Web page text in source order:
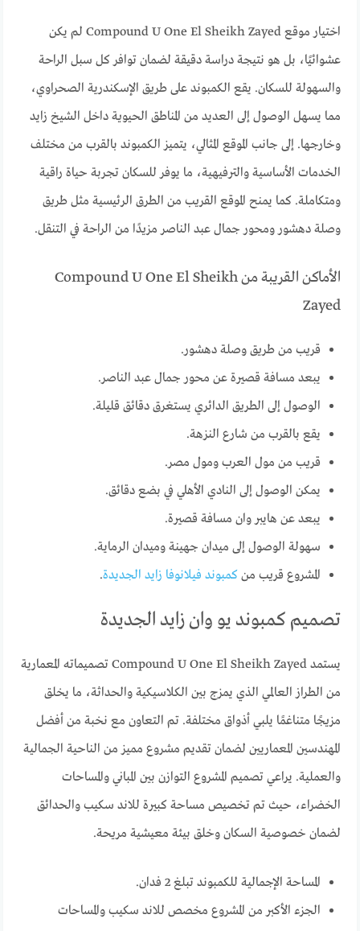
اختيار موقع Compound U One El Sheikh Zayed لم يكن
عشوائيًا، بل هو نتيجة دراسة دقيقة لضمان توافر كل سبل الراحة
والسهولة للسكان. يقع الكمبوند على طريق الإسكندرية الصحراوي،
مما يسهل الوصول إلى العديد من المناطق الحيوية داخل الشيخ زايد
وخارجها. إلى جانب الموقع المثالي، يتميز الكمبوند بالقرب من مختلف
الخدمات الأساسية والترفيهية، ما يوفر للسكان تجربة حياة راقية
ومتكاملة. كما يمنح الموقع القريب من الطرق الرئيسية مثل طريق
وصلة دهشور ومحور جمال عبد الناصر مزيدًا من الراحة في التنقل.
الأماكن القريبة من Compound U One El Sheikh
Zayed
قريب من طريق وصلة دهشور.
يبعد مسافة قصيرة عن محور جمال عبد الناصر.
الوصول إلى الطريق الدائري يستغرق دقائق قليلة.
يقع بالقرب من شارع النزهة.
قريب من مول العرب ومول مصر.
يمكن الوصول إلى النادي الأهلي في بضع دقائق.
يبعد عن هايبر وان مسافة قصيرة.
سهولة الوصول إلى ميدان جهينة وميدان الرماية.
المشروع قريب منكمبوند فيلانوفا زايد الجديدة.
تصميم كمبوند يو وان زايد الجديدة
يستمد Compound U One El Sheikh Zayed تصميماته المعمارية
من الطراز العالمي الذي يمزج بين الكلاسيكية والحداثة، ما يخلق
مزيجًا متناغمًا يلبي أذواق مختلفة. تم التعاون مع نخبة من أفضل
المهندسين المعماريين لضمان تقديم مشروع مميز من الناحية الجمالية
والعملية. يراعي تصميم المشروع التوازن بين المباني والمساحات
الخضراء، حيث تم تخصيص مساحة كبيرة للاند سكيب والحدائق
لضمان خصوصية السكان وخلق بيئة معيشية مريحة.
المساحة الإجمالية للكمبوند تبلغ 2 فدان.
الجزء الأكبر من المشروع مخصص للاند سكيب والمساحات